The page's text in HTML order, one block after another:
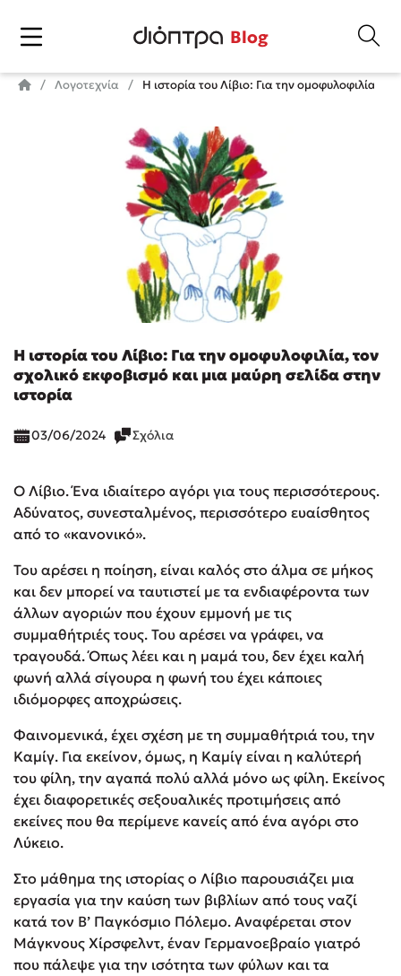
Blog
Λογοτεχνία Η ιστορία του Λίβιο: Για την ομοφυλοφιλία,
Η ιστορία του Λίβιο: Για την ομοφυλοφιλία, τον
σχολικό εκφοβισμό και μια μαύρη σελίδα στην
ιστορία
03/06/2024 Σχόλια
Ο Λίβιο. Ένα ιδιαίτερο αγόρι για τους περισσότερους.
Αδύνατος, συνεσταλμένος, περισσότερο ευαίσθητος
από το «κανονικό».
Του αρέσει η ποίηση, είναι καλός στο άλμα σε μήκος
και δεν μπορεί να ταυτιστεί με τα ενδιαφέροντα των
άλλων αγοριών που έχουν εμμονή με τις
συμμαθήτριές τους. Του αρέσει να γράφει, να
τραγουδά. Όπως λέει και η μαμά του, δεν έχει καλή
φωνή αλλά σίγουρα η φωνή του έχει κάποιες
ιδιόμορφες αποχρώσεις.
Φαινομενικά, έχει σχέση με τη συμμαθήτριά του, την
Καμίγ. Για εκείνον, όμως, η Καμίγ είναι η καλύτερή
του φίλη, την αγαπά πολύ αλλά μόνο ως φίλη. Εκείνος
έχει διαφορετικές σεξουαλικές προτιμήσεις από
εκείνες που θα περίμενε κανείς από ένα αγόρι στο
Λύκειο.
Στο μάθημα της ιστορίας ο Λίβιο παρουσιάζει μια
εργασία για την καύση των βιβλίων από τους ναζί
κατά τον Β’ Παγκόσμιο Πόλεμο. Αναφέρεται στον
Μάγκνους Χίρσφελντ, έναν Γερμανοεβραίο γιατρό
που πάλεψε για την ισότητα των φύλων και τα